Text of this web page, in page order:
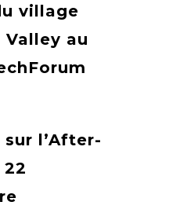
village
Valley au
l’After-